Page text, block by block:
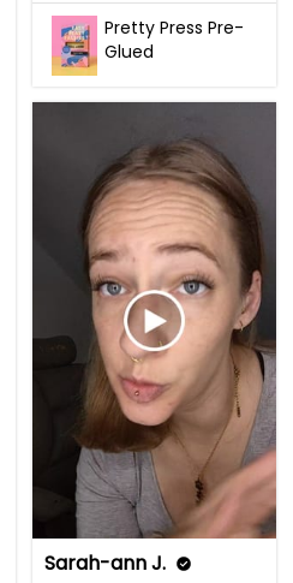
Pretty Press Pre-
Glued
Sarah-ann J.